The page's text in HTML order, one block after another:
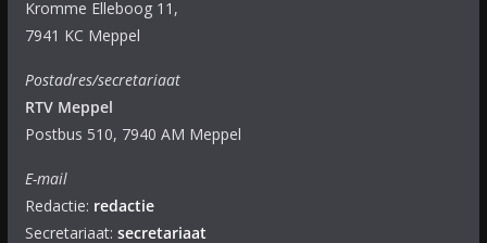
Kromme Elleboog 11,
7941 KC Meppel
Postadres/secretariaat
RTV Meppel
Postbus 510, 7940 AM Meppel
E-mail
Redactie: redactie
Secretariaat: secretariaat